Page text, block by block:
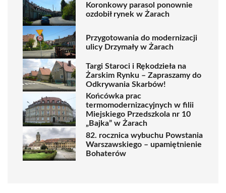
Koronkowy parasol ponownie
ozdobił rynek w Żarach
Przygotowania do modernizacji
ulicy Drzymały w Żarach
Targi Staroci i Rękodzieła na
Żarskim Rynku – Zapraszamy do
Odkrywania Skarbów!
Końcówka prac
termomodernizacyjnych w filii
Miejskiego Przedszkola nr 10
„Bajka” w Żarach
82. rocznica wybuchu Powstania
Warszawskiego – upamiętnienie
Bohaterów